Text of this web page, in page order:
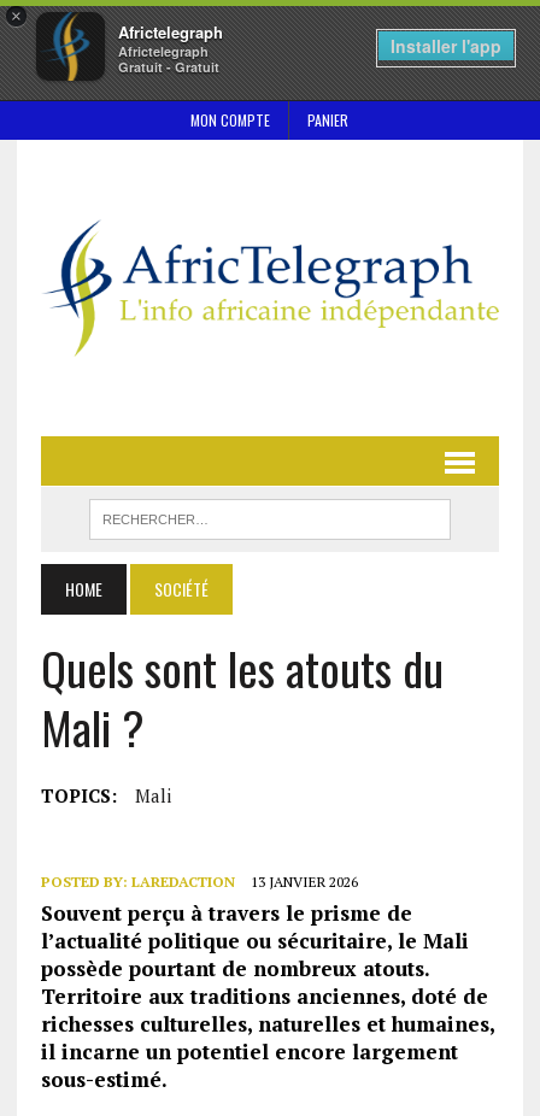
×
Africtelegraph
Africtelegraph
Gratuit - Gratuit
Installer l'app
MON COMPTE PANIER
HOME SOCIÉTÉ
Quels sont les atouts du
Mali ?
TOPICS: Mali
POSTED BY: LAREDACTION 13 JANVIER 2026
Souvent perçu à travers le prisme de
l’actualité politique ou sécuritaire, le Mali
possède pourtant de nombreux atouts.
Territoire aux traditions anciennes, doté de
richesses culturelles, naturelles et humaines,
il incarne un potentiel encore largement
sous-estimé.